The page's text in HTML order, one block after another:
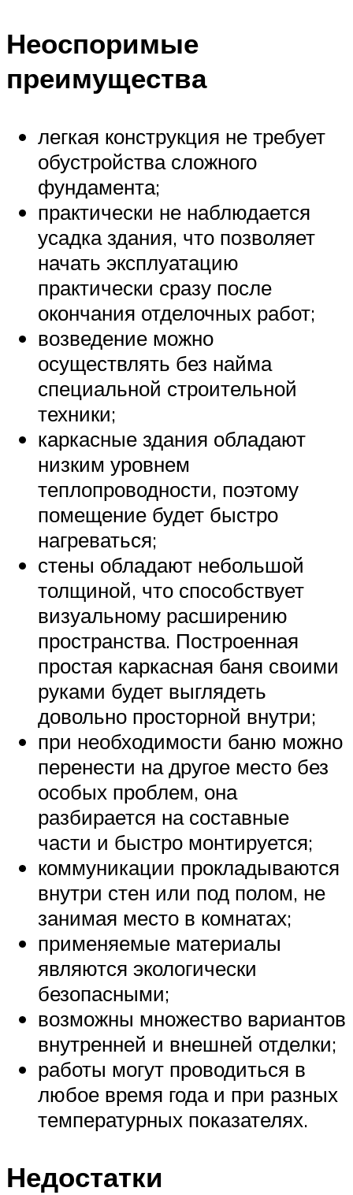
Неоспоримые
преимущества
легкая конструкция не требует
обустройства сложного
фундамента;
практически не наблюдается
усадка здания, что позволяет
начать эксплуатацию
практически сразу после
окончания отделочных работ;
возведение можно
осуществлять без найма
специальной строительной
техники;
каркасные здания обладают
низким уровнем
теплопроводности, поэтому
помещение будет быстро
нагреваться;
стены обладают небольшой
толщиной, что способствует
визуальному расширению
пространства. Построенная
простая каркасная баня своими
руками будет выглядеть
довольно просторной внутри;
при необходимости баню можно
перенести на другое место без
особых проблем, она
разбирается на составные
части и быстро монтируется;
коммуникации прокладываются
внутри стен или под полом, не
занимая место в комнатах;
применяемые материалы
являются экологически
безопасными;
возможны множество вариантов
внутренней и внешней отделки;
работы могут проводиться в
любое время года и при разных
температурных показателях.
Недостатки